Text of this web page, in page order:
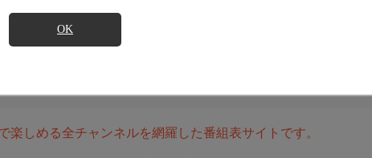
OK
楽しめる全チャンネルを網羅した番組表サイトです。